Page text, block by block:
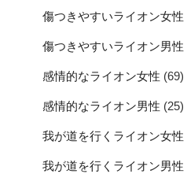
傷つきやすいライオン女性
傷つきやすいライオン男性
感情的なライオン女性 (69)
感情的なライオン男性 (25)
我が道を行くライオン女性
我が道を行くライオン男性